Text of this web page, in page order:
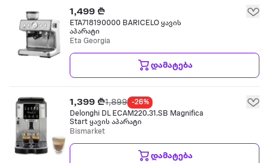
1,499 ₾
ETA718190000 BARICELO ყავის
აპარატი
Eta Georgia
დამატება
1,399 ₾1,899 -26%
Delonghi DL ECAM220.31.SB Magnifica
Start ყავის აპარატი
Bismarket
დამატება